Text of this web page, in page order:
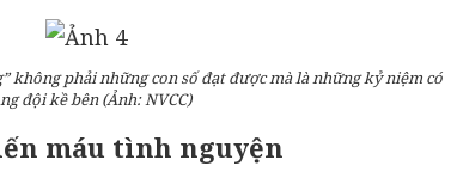
không phải những con số đạt được mà là những kỷ niệm có
đội kề bên (Ảnh: NVCC)
máu tình nguyện